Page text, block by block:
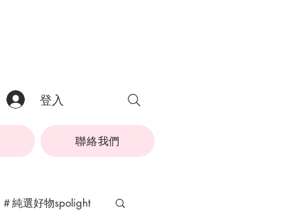
登入
聯絡我們
＃純選好物spolight